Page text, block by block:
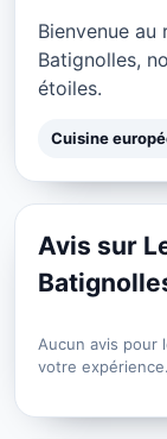
Bienvenue au
Batignolles,
étoiles.
Cuisine
Avis sur
Aucun avis pour
votre expérience.